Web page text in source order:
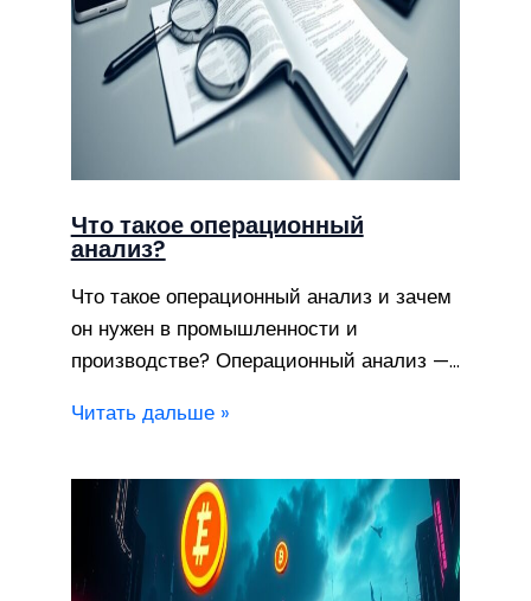
Что такое операционный
анализ?
Что такое операционный анализ и зачем
он нужен в промышленности и
производстве? Операционный анализ —…
Читать дальше »